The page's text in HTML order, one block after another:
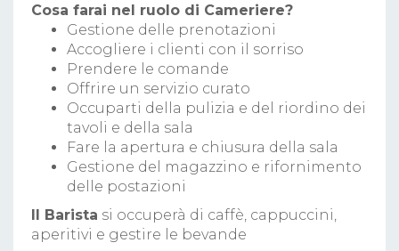
Cosa farai nel ruolo di Cameriere?
Gestione delle prenotazioni
Accogliere i clienti con il sorriso
Prendere le comande
Offrire un servizio curato
Occuparti della pulizia e del riordino dei
tavoli e della sala
Fare la apertura e chiusura della sala
Gestione del magazzino e rifornimento
delle postazioni
Il Barista si occuperà di caffè, cappuccini,
aperitivi e gestire le bevande